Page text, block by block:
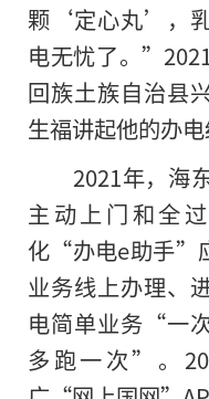
颗‘定心丸’，
电无忧了。
回族土族自治县
生福讲起他的办电
2021年，海
主动上门和全
化“办电e助手”
业务线上办理、
电简单业务“一
多跑一次”。